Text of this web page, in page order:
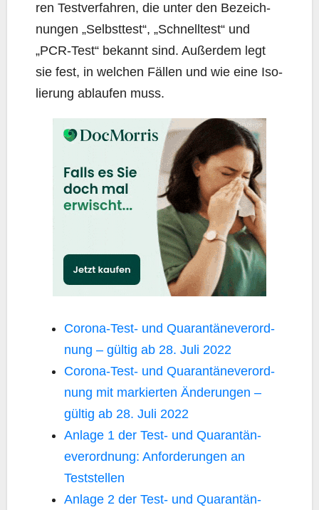
ren Test­ver­fah­ren, die unter den Bezeich­
nun­gen „Selbst­test“, „Schnell­test“ und
„PCR-Test“ bekannt sind. Außer­dem legt
sie fest, in wel­chen Fäl­len und wie eine Iso­
lie­rung ablau­fen muss.
Coro­na-Test- und Qua­ran­tän­ever­ord­
nung – gül­tig ab 28. Juli 2022
Coro­na-Test- und Qua­ran­tän­ever­ord­
nung mit mar­kier­ten Ände­run­gen –
gül­tig ab 28. Juli 2022
Anla­ge 1 der Test- und Qua­ran­tän­
ever­ord­nung: Anfor­de­run­gen an
Teststellen
Anla­ge 2 der Test- und Qua­ran­tän­